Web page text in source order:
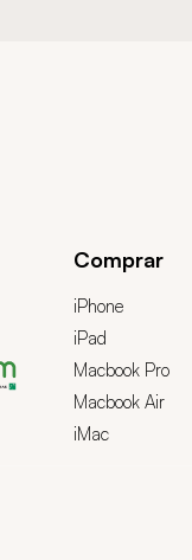
Comprar
iPhone
iPad
Macbook Pro
Macbook Air
iMac